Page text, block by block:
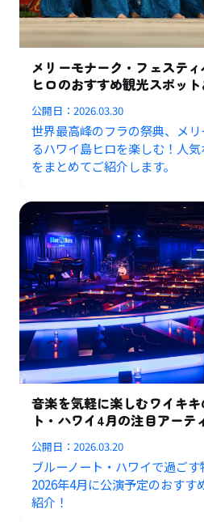
メリーモナーク・フェステ
ヒロのおすすめ観光スポッ
公開日：2026.03.30
世界最高峰のフラの祭典、メ
るハワイ島ヒロを楽しむ！人
をまとめてご紹介します。
音楽を気軽に楽しむワイキ
ト・ハワイ4月の注目アーテ
公開日：2026.03.20
ブルーノート・ハワイで過ごす
2026年4月に公演予定のおすす
紹介！